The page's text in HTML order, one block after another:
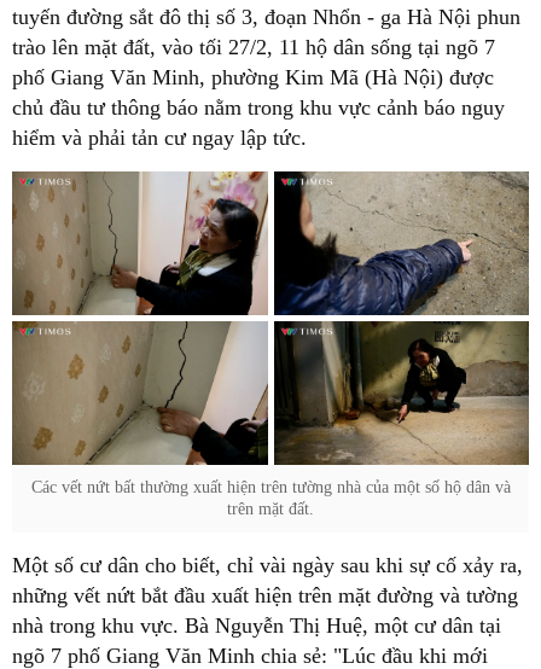
tuyến đường sắt đô thị số 3, đoạn Nhổn - ga Hà Nội phun
trào lên mặt đất, vào tối 27/2, 11 hộ dân sống tại ngõ 7
phố Giang Văn Minh, phường Kim Mã (Hà Nội) được
chủ đầu tư thông báo nằm trong khu vực cảnh báo nguy
hiểm và phải tản cư ngay lập tức.
Các vết nứt bất thường xuất hiện trên tường nhà của một số hộ dân và
trên mặt đất.
Một số cư dân cho biết, chỉ vài ngày sau khi sự cố xảy ra,
những vết nứt bắt đầu xuất hiện trên mặt đường và tường
nhà trong khu vực. Bà Nguyễn Thị Huệ, một cư dân tại
ngõ 7 phố Giang Văn Minh chia sẻ: "Lúc đầu khi mới